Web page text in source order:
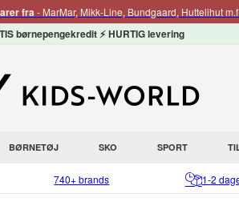
fra- MarMar, Mikk-Line, Bundgaard, Huttelihut
børnepengekredit ⚡ HURTIG levering
BØRNETØJ SKO SPORT
740+ brands 1-2